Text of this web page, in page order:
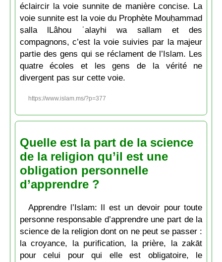
éclaircir la voie sunnite de manière concise. La
voie sunnite est la voie du Prophète Mouḥammad
ṣalla lLâhou ʿalayhi wa sallam et des
compagnons, c’est la voie suivies par la majeur
partie des gens qui se réclament de l’Islam. Les
quatre écoles et les gens de la vérité ne
divergent pas sur cette voie.
https://www.islam.ms/?p=377
Quelle est la part de la science
de la religion qu’il est une
obligation personnelle
d’apprendre ?
Apprendre l’Islam: Il est un devoir pour toute
personne responsable d’apprendre une part de la
science de la religion dont on ne peut se passer :
la croyance, la purification, la prière, la zakāt
pour celui pour qui elle est obligatoire, le